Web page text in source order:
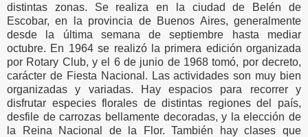
distintas zonas. Se realiza en la ciudad de Belén de
Escobar, en la provincia de Buenos Aires, generalmente
desde la última semana de septiembre hasta mediar
octubre. En 1964 se realizó la primera edición organizada
por Rotary Club, y el 6 de junio de 1968 tomó, por decreto,
carácter de Fiesta Nacional. Las actividades son muy bien
organizadas y variadas. Hay espacios para recorrer y
disfrutar especies florales de distintas regiones del país,
desfile de carrozas bellamente decoradas, y la elección de
la Reina Nacional de la Flor. También hay clases que